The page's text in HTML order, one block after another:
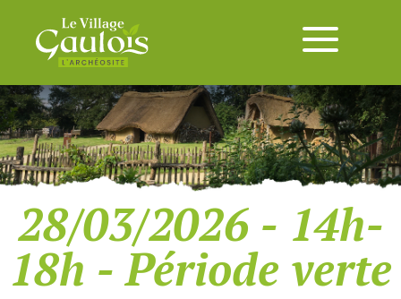
28/03/2026 - 14h-
18h - Période verte